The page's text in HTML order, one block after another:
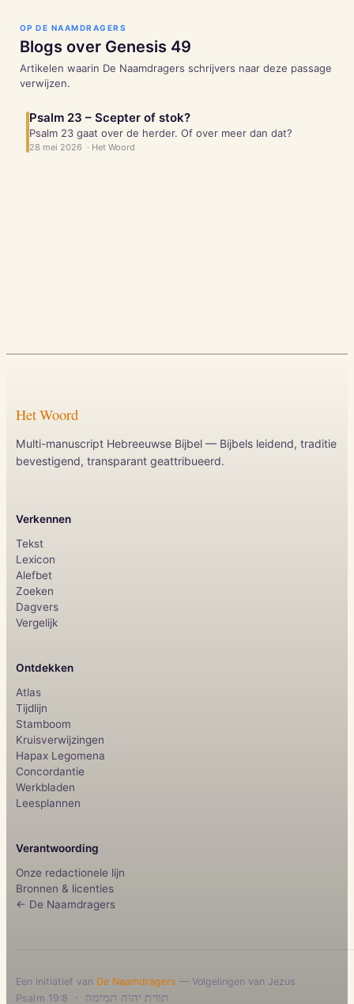
OP DE NAAMDRAGERS
Blogs over Genesis 49
Artikelen waarin De Naamdragers schrijvers naar deze passage
verwijzen.
Psalm 23 – Scepter of stok?
Psalm 23 gaat over de herder. Of over meer dan dat?
28 mei 2026 · Het Woord
Het Woord
Multi-manuscript Hebreeuwse Bijbel — Bijbels leidend, traditie
bevestigend, transparant geattribueerd.
Verkennen
Tekst
Lexicon
Alefbet
Zoeken
Dagvers
Vergelijk
Ontdekken
Atlas
Tijdlijn
Stamboom
Kruisverwijzingen
Hapax Legomena
Concordantie
Werkbladen
Leesplannen
Verantwoording
Onze redactionele lijn
Bronnen & licenties
← De Naamdragers
Een initiatief van De Naamdragers — Volgelingen van Jezus
תורת יהוה תמימה ·
Psalm 19:8